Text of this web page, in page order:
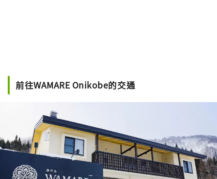
前往WAMARE Onikobe的交通